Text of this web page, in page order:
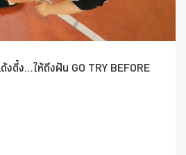
ดึ๋ง…ให้ถึงฝัน GO TRY BEFORE